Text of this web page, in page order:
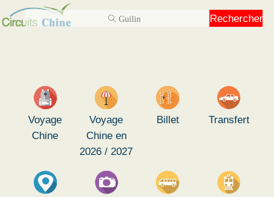
Rechercher
Voyage
Chine
Voyage
Chine en
2026 / 2027
Billet Transfert